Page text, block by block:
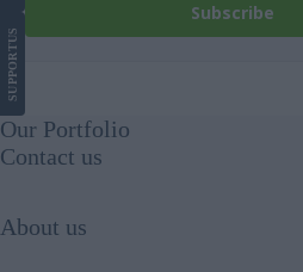
Subscribe
SUPPORT
US
Our Portfolio
Contact us
About us